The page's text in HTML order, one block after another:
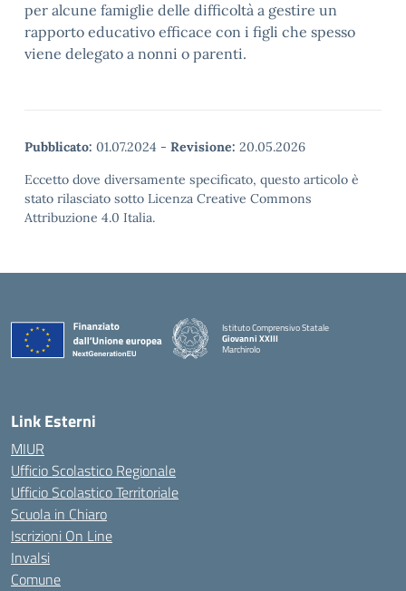
per alcune famiglie delle difficoltà a gestire un
rapporto educativo efficace con i figli che spesso
viene delegato a nonni o parenti.
Pubblicato: 01.07.2024 - Revisione: 20.05.2026
Eccetto dove diversamente specificato, questo articolo è
stato rilasciato sotto Licenza Creative Commons
Attribuzione 4.0 Italia.
Istituto Comprensivo Statale
Giovanni XXIII
Marchirolo
Link Esterni
MIUR
Ufficio Scolastico Regionale
Ufficio Scolastico Territoriale
Scuola in Chiaro
Iscrizioni On Line
Invalsi
Comune